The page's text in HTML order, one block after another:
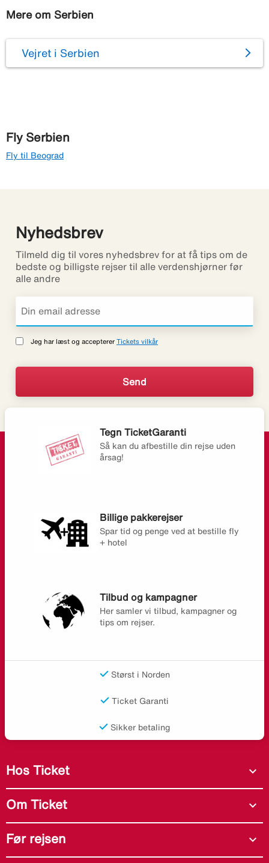
Mere om Serbien
Vejret i Serbien
Fly Serbien
Fly til Beograd
Nyhedsbrev
Tilmeld dig til vores nyhedsbrev for at få tips om de
bedste og billigste rejser til alle verdenshjørner før
alle andre
Jeg har læst og accepterer Tickets vilkår
Tegn TicketGaranti
Så kan du afbestille din rejse uden
årsag!
Billige pakkerejser
Spar tid og penge ved at bestille fly
+ hotel
Tilbud og kampagner
Her samler vi tilbud, kampagner og
tips om rejser.
Størst i Norden
Ticket Garanti
Sikker betaling
Hos Ticket expand_more
Om Ticket expand_more
Før rejsen expand_more